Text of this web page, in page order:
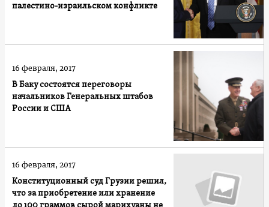
палестино-израильском конфликте
В Баку состоятся переговоры
начальников Генеральных штабов
России и США
16 февраля, 2017
Конституционный суд Грузии решил,
что за приобретение или хранение
16 февраля, 2017